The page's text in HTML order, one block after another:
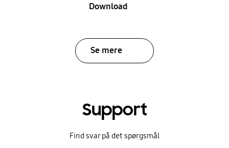
Download
Se mere
Support
Find svar på det spørgsmål